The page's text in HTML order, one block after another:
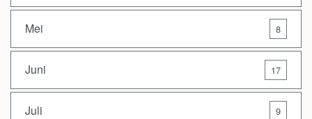
Mei 8
Juni 17
Juli 9